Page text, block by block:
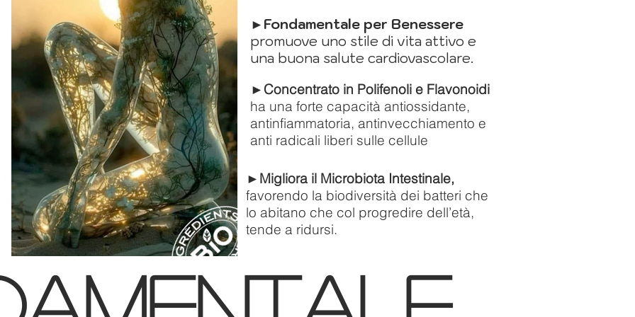
►Fondamentale per Benessere
promuove uno stile di vita attivo e
una buona salute cardiovascolare.
► Concentrato in Polifenoli e Flavonoidi
ha una forte capacità antiossidante,
antinfiammatoria, antinvecchiamento e
anti radicali liberi sulle cellule
► Migliora il Microbiota Intestinale,
favorendo la biodiversità dei batteri che
lo abitano che col progredire dell’età,
tende a ridursi.